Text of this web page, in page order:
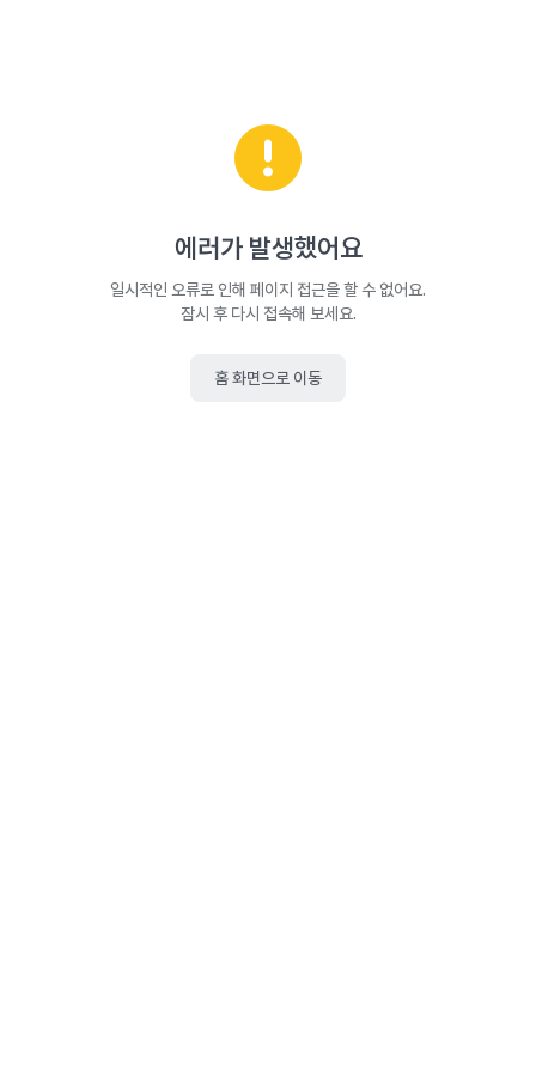
에러가 발생했어요
일시적인 오류로 인해 페이지 접근을 할 수 없어요.
잠시 후 다시 접속해 보세요.
홈 화면으로 이동